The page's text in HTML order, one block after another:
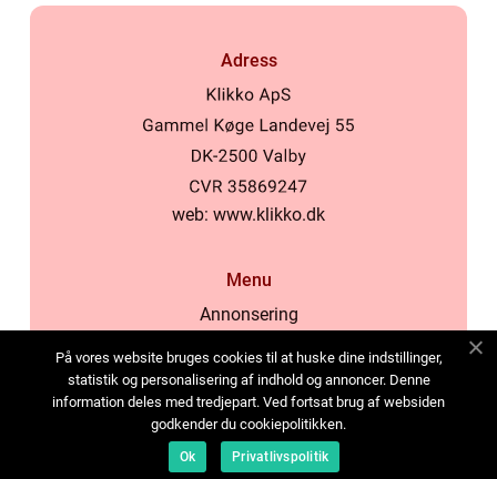
Adress
web: www.klikko.dk
Menu
Annonsering
Cookies
Kontakta oss
Sitemap
På vores website bruges cookies til at huske dine indstillinger,
statistik og personalisering af indhold og annoncer. Denne
information deles med tredjepart. Ved fortsat brug af websiden
godkender du cookiepolitikken.
Ok Privatlivspolitik